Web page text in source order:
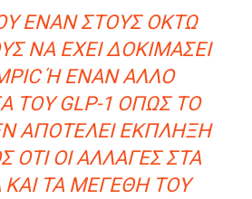
ΈΝΑΝ ΣΤΟΥΣ ΟΚΤΏ
ΝΑ ΈΧΕΙ ΔΟΚΙΜΆΣΕΙ
Ή ΈΝΑΝ ΆΛΛΟ Α
GLP-1 ΌΠΩΣ ΤΟ W
ΑΠΟΤΕΛΕΊ ΈΚΠΛΗΞΗ Τ
ΟΙ ΑΛΛΑΓΈΣ ΣΤΑ Σ
ΤΑ ΜΕΓΈΘΗ ΤΟΥ Σ